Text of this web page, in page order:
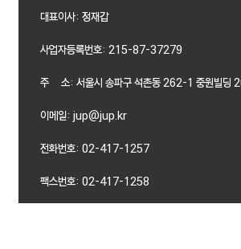
대표이사: 정재갑
사업자등록번호: 215-87-37279
주 소: 서울시 송파구 석촌동 262-1 중원빌딩
이메일: jup@jup.kr
전화번호: 02-417-1257
팩스번호: 02-417-1258